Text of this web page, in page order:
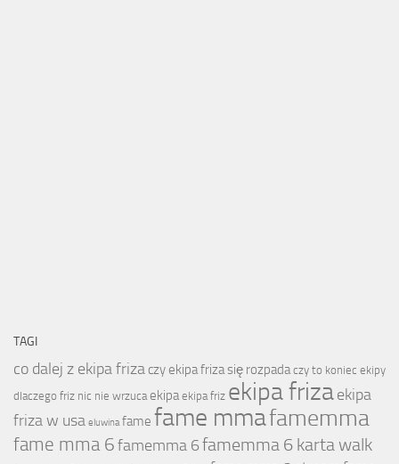
TAGI
co dalej z ekipa friza czy ekipa friza się rozpada czy to koniec ekipy
dlaczego friz nic nie wrzuca ekipa ekipa friz ekipa frizaekipa
friza w usa eluwina fame fame mmafamemma
fame mma 6famemma 6famemma 6 karta walk